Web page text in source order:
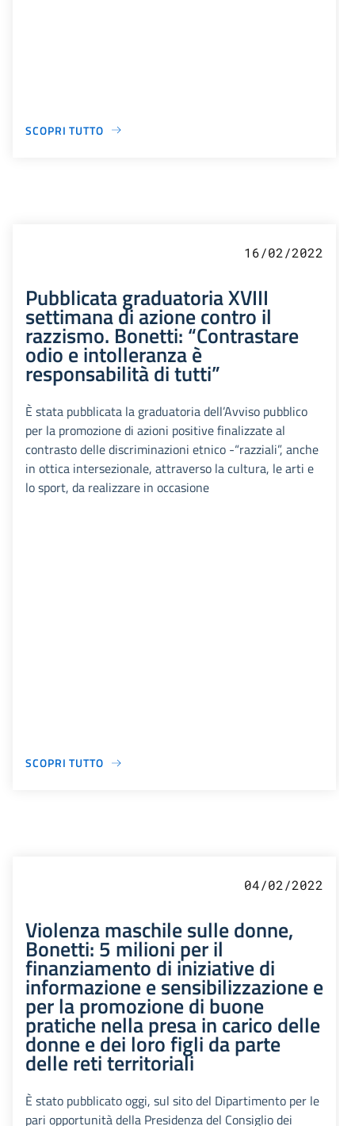
SCOPRI TUTTO
16/02/2022
Pubblicata graduatoria XVIII
settimana di azione contro il
razzismo. Bonetti: “Contrastare
odio e intolleranza è
responsabilità di tutti”
È stata pubblicata la graduatoria dell’Avviso pubblico
per la promozione di azioni positive finalizzate al
contrasto delle discriminazioni etnico -“razziali”, anche
in ottica intersezionale, attraverso la cultura, le arti e
lo sport, da realizzare in occasione
SCOPRI TUTTO
04/02/2022
Violenza maschile sulle donne,
Bonetti: 5 milioni per il
finanziamento di iniziative di
informazione e sensibilizzazione e
per la promozione di buone
pratiche nella presa in carico delle
donne e dei loro figli da parte
delle reti territoriali
È stato pubblicato oggi, sul sito del Dipartimento per le
pari opportunità della Presidenza del Consiglio dei